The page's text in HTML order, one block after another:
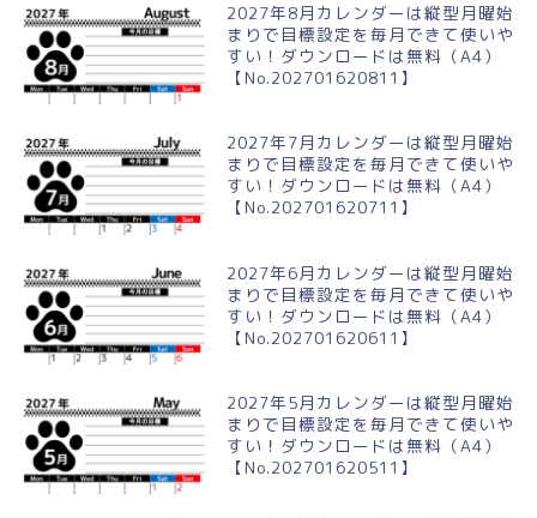
2027年8月カレンダーは縦型月曜始
まりで目標設定を毎月できて使いや
すい！ダウンロードは無料（A4）
【No.202701620811】
2027年7月カレンダーは縦型月曜始
まりで目標設定を毎月できて使いや
すい！ダウンロードは無料（A4）
【No.202701620711】
2027年6月カレンダーは縦型月曜始
まりで目標設定を毎月できて使いや
すい！ダウンロードは無料（A4）
【No.202701620611】
2027年5月カレンダーは縦型月曜始
まりで目標設定を毎月できて使いや
すい！ダウンロードは無料（A4）
【No.202701620511】